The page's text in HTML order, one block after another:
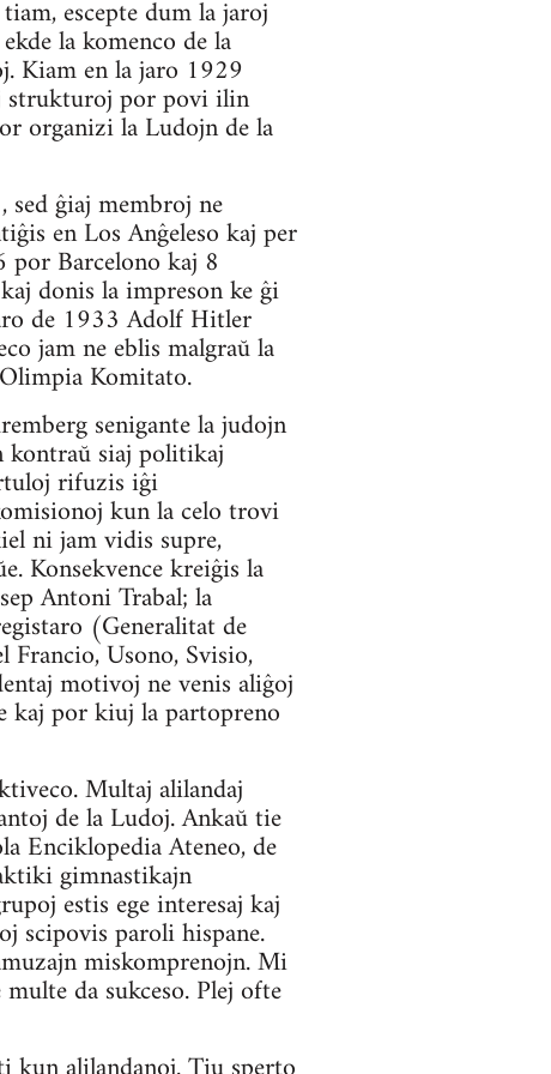
escepte dum la jaroj
la komenco de la
Kiam en la jaro 1929
strukturoj por povi ilin
organizi la Ludojn de la
ĝiaj membroj ne
en Los Anĝeleso kaj per
Barcelono kaj 8
donis la impreson ke ĝi
de 1933 Adolf Hitler
jam ne eblis malgraŭ la
Komitato.
senigante la judojn
kontraŭ siaj politikaj
rifuzis iĝi
kun la celo trovi
ni jam vidis supre,
Konsekvence kreiĝis la
Antoni Trabal; la
(Generalitat de
Usono, Svisio,
motivoj ne venis aliĝoj
kaj por kiuj la partopreno
Multaj alilandaj
de la Ludoj. Ankaŭ tie
Enciklopedia Ateneo, de
gimnastikajn
estis ege interesaj kaj
scipovis paroli hispane.
miskomprenojn. Mi
da sukceso. Plej ofte